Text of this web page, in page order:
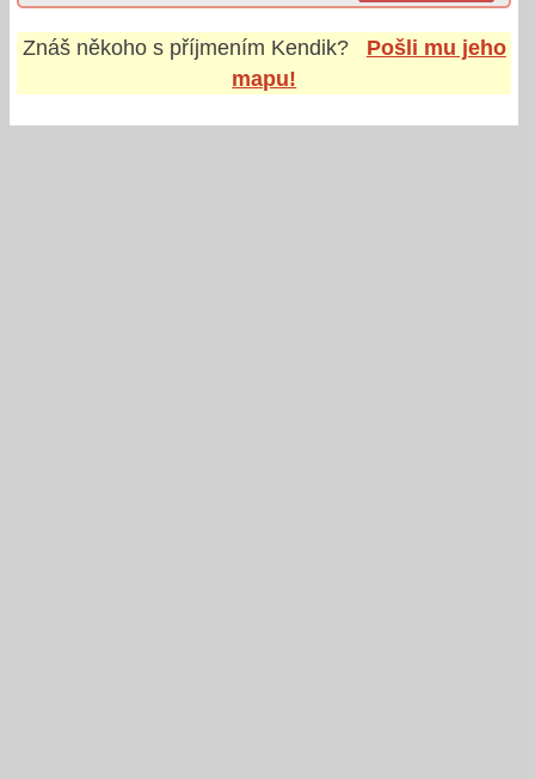
Znáš někoho s příjmením Kendik?
Pošli mu jeho
mapu!